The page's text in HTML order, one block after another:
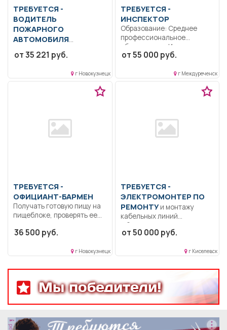
ТРЕБУЕТСЯ -
ВОДИТЕЛЬ
ПОЖАРНОГО
АВТОМОБИЛЯ
образование.. Водитель
обязательное прохождение
от 35 221 руб.
г Новокузнецк
ТРЕБУЕТСЯ -
ИНСПЕКТОР
Образование: Среднее
профессиональное
образование.. Инспектор
ДПС. Выполнение
от 55 000 руб.
г Междуреченск
ТРЕБУЕТСЯ -
ОФИЦИАНТ-БАРМЕН
Получать готовую пищу на
пищеблоке, проверять ее
36 500 руб.
г Новокузнецк
ТРЕБУЕТСЯ -
ЭЛЕКТРОМОНТЕР ПО
РЕМОНТУи монтажу
кабельных линий
Образование: Среднее
профессиональное..
от 50 000 руб.
г Киселевск
Мы победители!